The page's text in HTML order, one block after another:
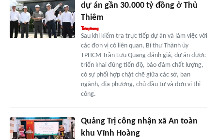
dự án gần 30.000 tỷ đồng ở Thủ
Thiêm
Sau khi kiểm tra trực tiếp dự án và làm việc với
các đơn vị có liên quan, Bí thư Thành ủy
TPHCM Trần Lưu Quang đánh giá, dự án được
triển khai đúng tiến độ, bảo đảm chất lượng,
có sự phối hợp chặt chẽ giữa các sở, ban
ngành, địa phương, chủ đầu tư và đơn vị thi
công.
Quảng Trị công nhận xã An toàn
khu Vĩnh Hoàng